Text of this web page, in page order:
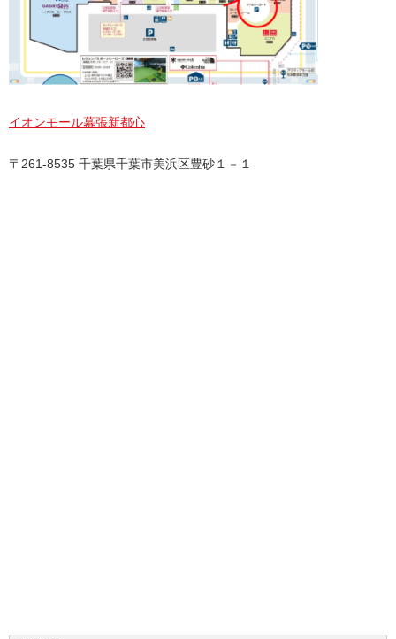
イオンモール幕張新都心
〒261-8535 千葉県千葉市美浜区豊砂１－１